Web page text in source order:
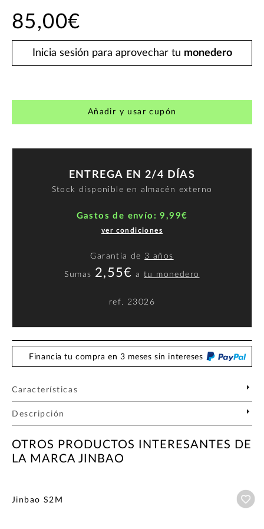
85,00€
Inicia sesión para aprovechar tu monedero
Añadir y usar cupón
ENTREGA EN 2/4 DÍAS
Stock disponible en almacén externo
Gastos de envío: 9,99€
ver condiciones
Garantía de 3 años
Sumas 2,55€ atu monedero
ref. 23026
Financia tu compra en 3 meses sin intereses
Características
Descripción
OTROS PRODUCTOS INTERESANTES DE
LA MARCA JINBAO
Jinbao S2M